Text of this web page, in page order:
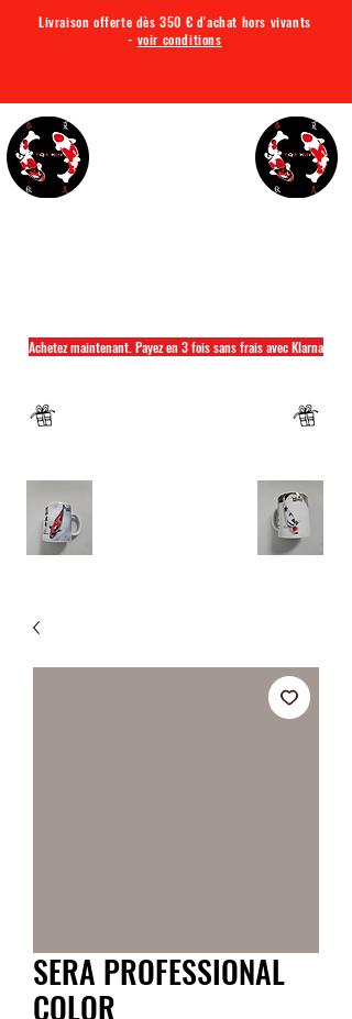
Livraison offerte dès 350 € d'achat hors vivants
- voir conditions
Achetez maintenant. Payez en 3 fois sans frais avec Klarna
SERA PROFESSIONAL
COLOR